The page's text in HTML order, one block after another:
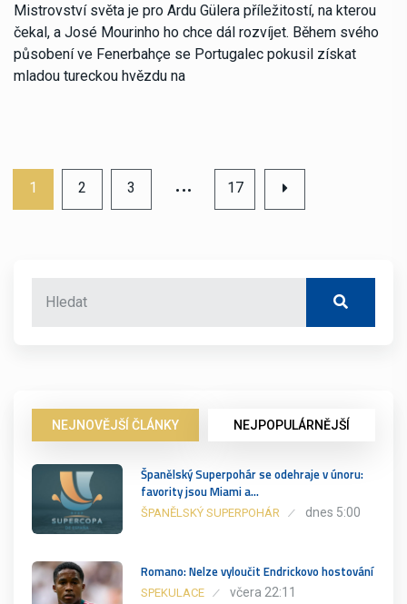
Mistrovství světa je pro Ardu Gülera příležitostí, na kterou
čekal, a José Mourinho ho chce dál rozvíjet. Během svého
působení ve Fenerbahçe se Portugalec pokusil získat
mladou tureckou hvězdu na
1 2 3 … 17
NEJNOVĚJŠÍ ČLÁNKY NEJPOPULÁRNĚJŠÍ
Španělský Superpohár se odehraje v únoru:
favority jsou Miami a…
ŠPANĚLSKÝ SUPERPOHÁR dnes 5:00
Romano: Nelze vyloučit Endrickovo hostování
SPEKULACE včera 22:11